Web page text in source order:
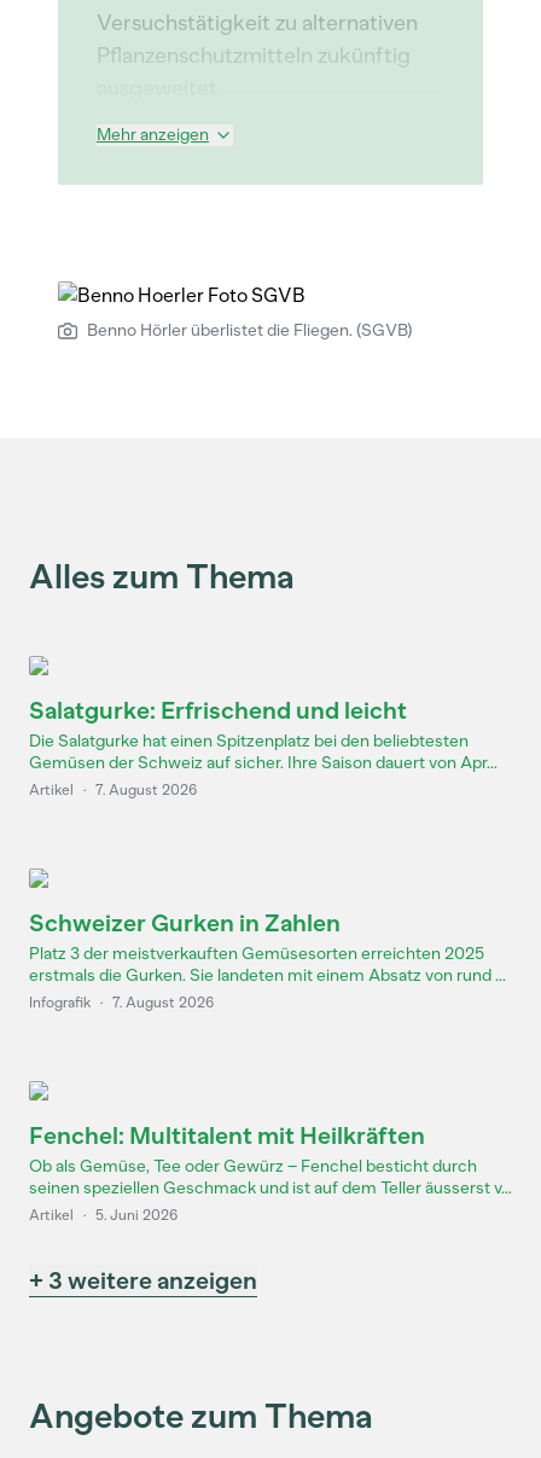
Versuchstätigkeit zu alternativen
Pflanzenschutzmitteln zukünftig
Mehr anzeigen
Benno Hörler überlistet die Fliegen. (SGVB)
Alles zum Thema
Salatgurke: Erfrischend und leicht
Die Salatgurke hat einen Spitzenplatz bei den beliebtesten
Gemüsen der Schweiz auf sicher. Ihre Saison dauert von Apr...
Artikel · 7. August 2026
Schweizer Gurken in Zahlen
Platz 3 der meistverkauften Gemüsesorten erreichten 2025
erstmals die Gurken. Sie landeten mit einem Absatz von rund ...
Infografik · 7. August 2026
Fenchel: Multitalent mit Heilkräften
Ob als Gemüse, Tee oder Gewürz – Fenchel besticht durch
seinen speziellen Geschmack und ist auf dem Teller äusserst v...
Artikel · 5. Juni 2026
+ 3 weitere anzeigen
Angebote zum Thema